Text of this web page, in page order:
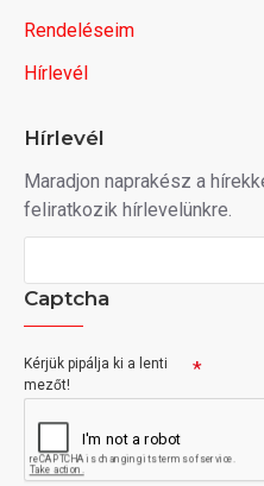
Rendeléseim
Hírlevél
Hírlevél
Maradjon naprakész a
feliratkozik hírlevelünkre.
Captcha
Kérjük pipálja ki a lenti
mezőt!